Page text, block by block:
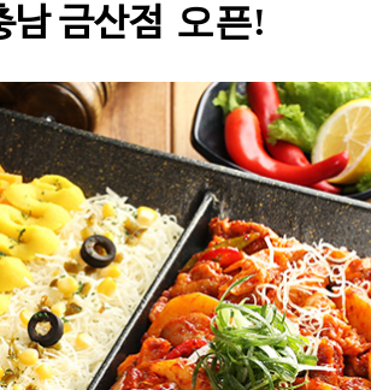
남 금산점 오픈!